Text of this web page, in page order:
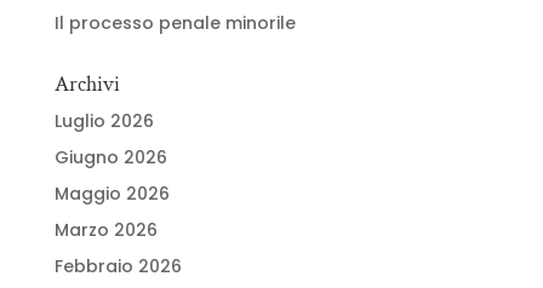
Il processo penale minorile
Archivi
Luglio 2026
Giugno 2026
Maggio 2026
Marzo 2026
Febbraio 2026